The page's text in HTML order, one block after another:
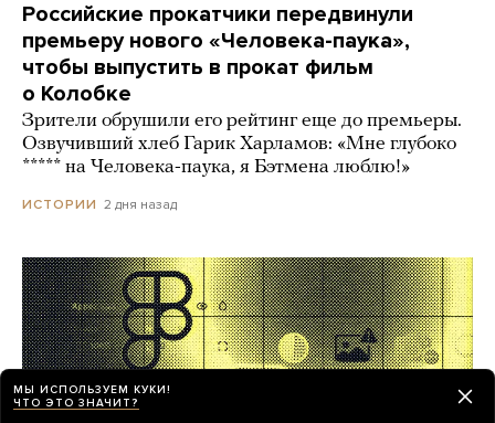
Российские прокатчики передвинули
премьеру нового «Человека-паука»,
чтобы выпустить в прокат фильм
о Колобке
Зрители обрушили его рейтинг еще до премьеры.
Озвучивший хлеб Гарик Харламов: «Мне глубоко
***** на Человека-паука, я Бэтмена люблю!»
ИСТОРИИ 2 дня назад
МЫ ИСПОЛЬЗУЕМ КУКИ!
ЧТО ЭТО ЗНАЧИТ?